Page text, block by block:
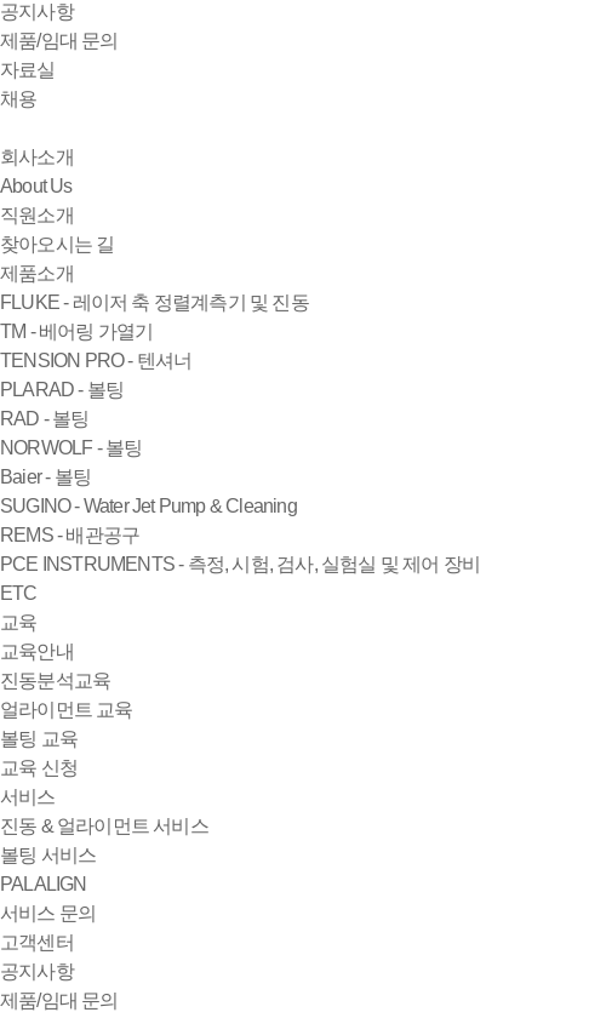
공지사항
제품/임대 문의
자료실
채용
회사소개
About Us
직원소개
찾아오시는 길
제품소개
FLUKE - 레이저 축 정렬계측기 및 진동
TM - 베어링 가열기
TENSION PRO - 텐셔너
PLARAD - 볼팅
RAD - 볼팅
NORWOLF - 볼팅
Baier - 볼팅
SUGINO - Water Jet Pump & Cleaning
REMS - 배관공구
PCE INSTRUMENTS - 측정, 시험, 검사, 실험실 및 제어 장비
ETC
교육
교육안내
진동분석교육
얼라이먼트 교육
볼팅 교육
교육 신청
서비스
진동 & 얼라이먼트 서비스
볼팅 서비스
PALALIGN
서비스 문의
고객센터
공지사항
제품/임대 문의